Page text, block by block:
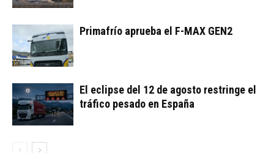
Primafrío aprueba el F-MAX GEN2
El eclipse del 12 de agosto restringe el
tráfico pesado en España